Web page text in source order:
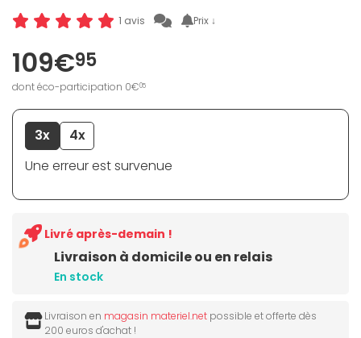
1 avis Prix ↓
109€95
dont éco-participation 0€05
3x
4x
Une erreur est survenue
Livraison à domicile ou en relais
En stock
Livré après-demain !
Livraison en magasin materiel.net possible et offerte dès
200 euros d'achat !